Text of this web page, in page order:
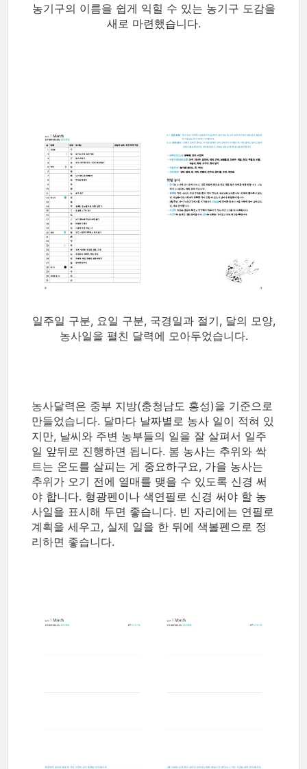
농기구의 이름을 쉽게 익힐 수 있는 농기구 도감을
새로 마련했습니다.
일주일 구분, 요일 구분, 국경일과 절기, 달의 모양,
농사일을 펼친 달력에 모아두었습니다.
농사달력은 중부 지방(충청남도 홍성)을 기준으로
만들었습니다. 달마다 날짜별로 농사 일이 적혀 있
지만, 날씨와 주변 농부들의 일을 잘 살펴서 일주
일 앞뒤로 진행하면 됩니다. 봄 농사는 추위와 싹
트는 온도를 살피는 게 중요하구요, 가을 농사는
추위가 오기 전에 열매를 맺을 수 있도록 신경 써
야 합니다. 형광펜이나 색연필로 신경 써야 할 농
사일을 표시해 두면 좋습니다. 빈 자리에는 연필로
계획을 세우고, 실제 일을 한 뒤에 색볼펜으로 정
리하면 좋습니다.